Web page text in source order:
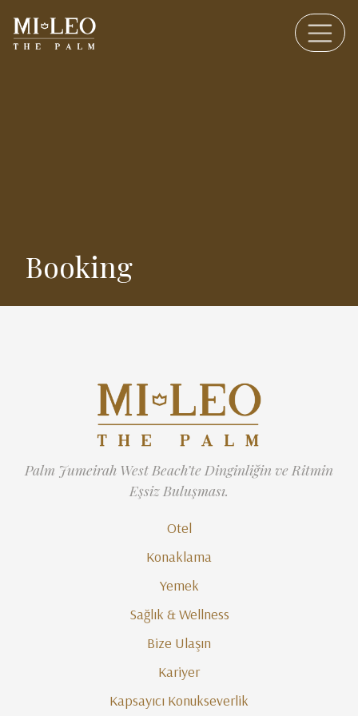
Booking
Palm Jumeirah West Beach’te Dinginliğin ve Ritmin
Eşsiz Buluşması.
Otel
Konaklama
Yemek
Sağlık & Wellness
Bize Ulaşın
Kariyer
Kapsayıcı Konukseverlik